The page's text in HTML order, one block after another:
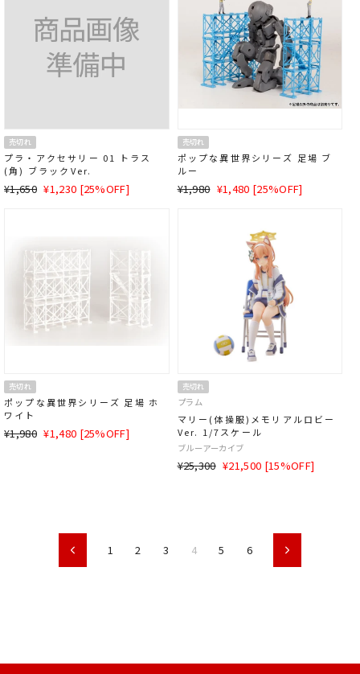
売切れ
プラ・アクセサリー 01 トラス
(角) ブラックVer.
通
¥1,650 SALE
¥1,230 [25%OFF]
売切れ
ポップな異世界シリーズ 足場 ブ
ルー
通
¥1,980 SALE
¥1,480 [25%OFF]
売切れ
ポップな異世界シリーズ 足場 ホ
ワイト
通
¥1,980 SALE
¥1,480 [25%OFF]
売切れ
プラム
マリー(体操服)メモリアルロビー
Ver. 1/7スケール
ブルーアーカイブ
通
¥25,300 SALE
¥21,500 [15%OFF]
前 1 2 3 4 5 6 次